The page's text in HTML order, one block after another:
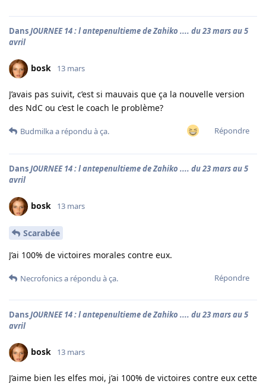
DansJOURNEE 14 : l antepenultieme de Zahiko .... du 23 mars au 5
avril
bosk 13 mars
J’avais pas suivit, c’est si mauvais que ça la nouvelle version
des NdC ou c’est le coach le problème?
Répondre
Budmilkaa répondu à ça.
DansJOURNEE 14 : l antepenultieme de Zahiko .... du 23 mars au 5
avril
bosk 13 mars
Scarabée
J’ai 100% de victoires morales contre eux.
Répondre
Necrofonicsa répondu à ça.
DansJOURNEE 14 : l antepenultieme de Zahiko .... du 23 mars au 5
avril
bosk 13 mars
J’aime bien les elfes moi, j’ai 100% de victoires contre eux cette